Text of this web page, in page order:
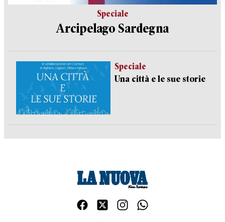
Speciale
Arcipelago Sardegna
Speciale
Una città e le sue storie